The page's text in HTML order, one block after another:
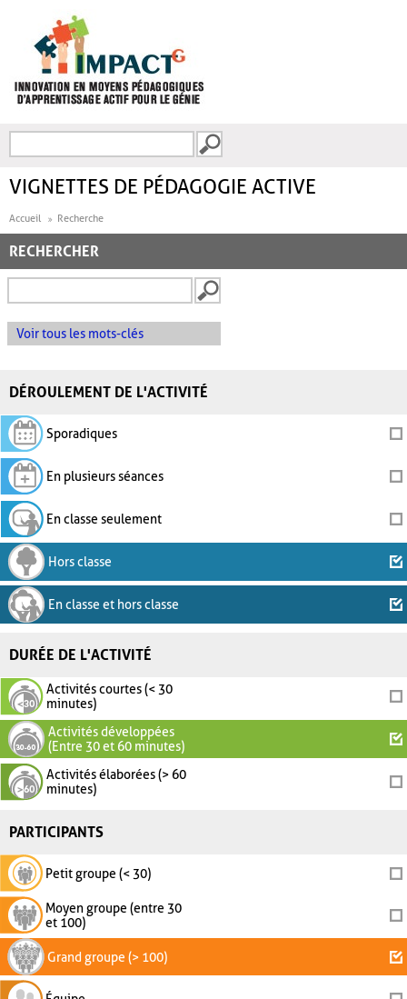
FORMULAIRE DE
VIGNETTES DE PÉDAGOGIE ACTIVE
Accueil Recherche
RECHERCHER
Voir tous les mots-clés
DÉROULEMENT DE L'ACTIVITÉ
Sporadiques
En plusieurs séances
En classe seulement
Hors classe
En classe et hors classe
DURÉE DE L'ACTIVITÉ
Activités courtes (< 30
minutes)
Activités développées
(Entre 30 et 60 minutes)
Activités élaborées (> 60
minutes)
PARTICIPANTS
Petit groupe (< 30)
Moyen groupe (entre 30
et 100)
Grand groupe (> 100)